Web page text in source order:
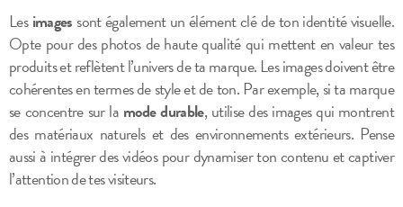
Lesimages sont également un élément clé de ton identité visuelle.
Opte pour des photos de haute qualité qui mettent en valeur tes
produits et reflètent l’univers de ta marque. Les images doivent être
cohérentes en termes de style et de ton. Par exemple, si ta marque
se concentre sur la mode durable, utilise des images qui montrent
des matériaux naturels et des environnements extérieurs. Pense
aussi à intégrer des vidéos pour dynamiser ton contenu et captiver
l’attention de tes visiteurs.